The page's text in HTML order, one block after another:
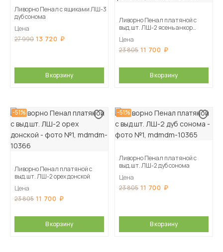
Ливорно Пенал с ящиками ЛШ-3
дуб сонома
Цена
27 990 13 720
В корзину
Ливорно Пенал платяной с
выд.шт. ЛШ-2 ясень анкор
Цена
23 805 11 700
В корзину
-51%
Ливорно Пенал платяной с
выд.шт. ЛШ-2 орех донской
Цена
23 805 11 700
В корзину
-51%
Ливорно Пенал платяной с
выд.шт. ЛШ-2 дуб сонома
Цена
23 805 11 700
В корзину